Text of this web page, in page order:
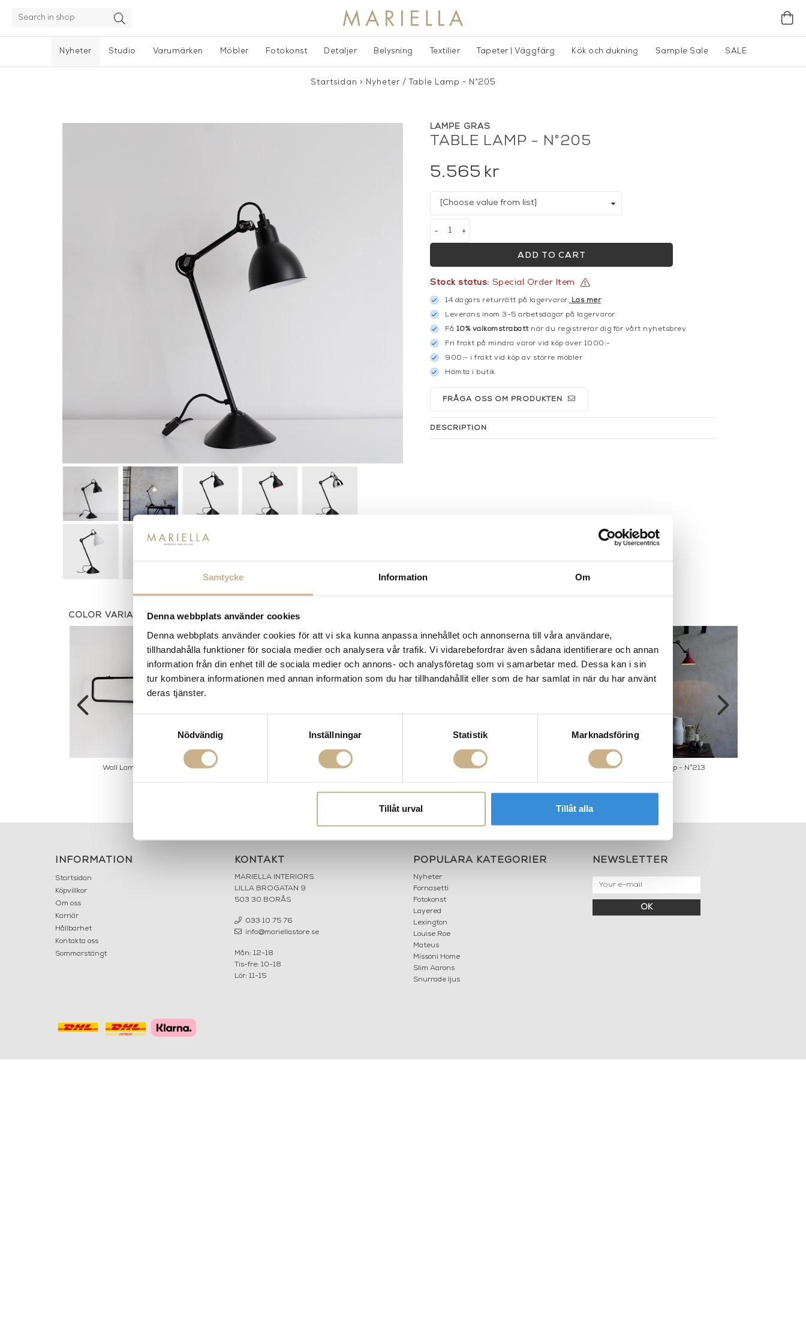
Samtycke Information Om
Denna webbplats använder cookies
Denna webbplats använder cookies för att vi ska kunna anpassa innehållet och annonserna till våra användare,
tillhandahålla funktioner för sociala medier och analysera vår trafik. Vi vidarebefordrar även sådana identifierare och annan
information från din enhet till de sociala medier och annons- och analysföretag som vi samarbetar med. Dessa kan i sin
tur kombinera informationen med annan information som du har tillhandahållit eller som de har samlat in när du har använt
deras tjänster.
Nödvändig
Inställningar Statistik Marknadsföring
Tillåt urval Tillåt alla
Nyheter Studio Varumärken Möbler Fotokonst Detaljer Belysning Textilier Tapeter | Väggfärg Kök och dukning Sample Sale SALE
Startsidan > Nyheter/ Table Lamp - N°205
LAMPE GRAS
TABLE LAMP - N°205
5.565 kr
+
-
ADD TO CART
Stock status: Special Order Item
14 dagars returrätt på lagervaror. Läs mer
Leverans inom 3-5 arbetsdagar på lagervaror
Få 10% välkomstrabattnär du registrerar dig för vårt nyhetsbrev
Fri frakt på mindra varor vid köp över 1000:-
900:- i frakt vid köp av större möbler
Hämta i butik
FRÅGA OSS OM PRODUKTEN
DESCRIPTION
COLOR VARIANTS
Wall Lamp - N°303 Wall Lamp - N°213
INFORMATION
Startsidan
Köpvillkor
Om oss
Karriär
Hållbarhet
Kontakta oss
Sommarstängt
KONTAKT
MARIELLA INTERIORS
LILLA BROGATAN 9
503 30 BORÅS
033 10 75 76
info@mariellastore.se
Mån: 12-18
Tis-fre: 10-18
Lör: 11-15
POPULÄRA KATEGORIER
Nyheter
Fornasetti
Fotokonst
Layered
Lexington
Louise Roe
Mateus
Missoni Home
Slim Aarons
Snurrade ljus
NEWSLETTER
OK